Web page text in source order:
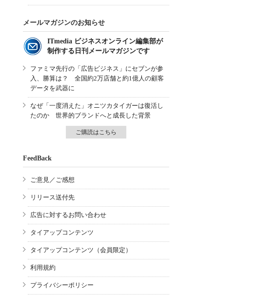
メールマガジンのお知らせ
ITmedia ビジネスオンライン編集部が
制作する日刊メールマガジンです
ファミマ先行の「広告ビジネス」にセブンが参
入、勝算は？ 全国約2万店舗と約1億人の顧客
データを武器に
なぜ「一度消えた」オニツカタイガーは復活し
たのか 世界的ブランドへと成長した背景
ご購読はこちら
FeedBack
ご意見／ご感想
リリース送付先
広告に対するお問い合わせ
タイアップコンテンツ
タイアップコンテンツ（会員限定）
利用規約
プライバシーポリシー